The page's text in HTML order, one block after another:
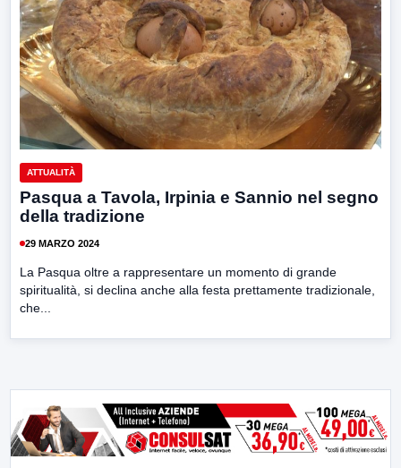
ATTUALITÀ
Pasqua a Tavola, Irpinia e Sannio nel segno
della tradizione
29 MARZO 2024
La Pasqua oltre a rappresentare un momento di grande
spiritualità, si declina anche alla festa prettamente tradizionale,
che...